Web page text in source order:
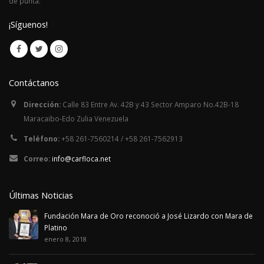
¡Síguenos!
Contáctanos
Dirección: Calle 83 Entre Av. 42B y 43 Sector Amparo No.42B-18
Maracaibo-Edo Zulia Venezuela
Teléfono:+58 261-7560214 / +58 261-7562913
Correo: info@carfloca.net
Últimas Noticias
Fundación Mara de Oro reconoció a José Lizardo con Mara de
Platino
enero 8, 2018